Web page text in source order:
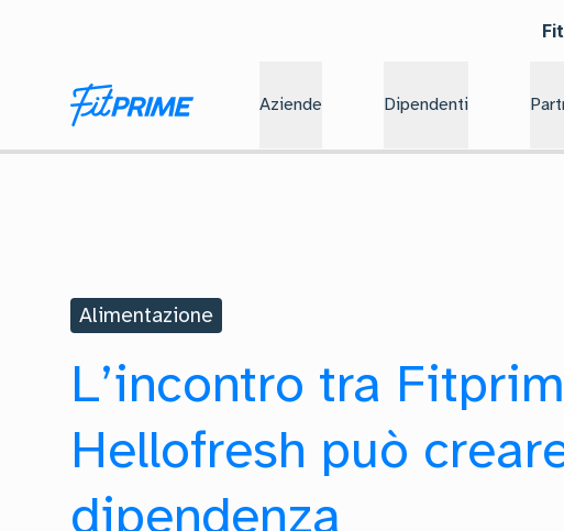
Aziende Dipendenti
Alimentazione
L’incontro tra
Hellofresh può
dipendenza